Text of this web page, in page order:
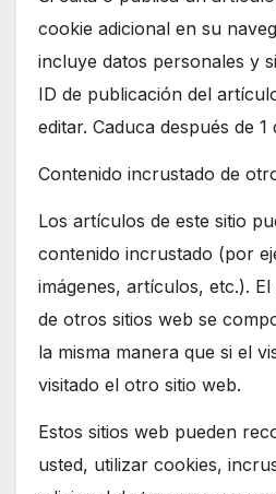
cookie adicional en su
incluye datos personales y
ID de publicación del
editar. Caduca después de 1
Contenido incrustado de
Los artículos de este sitio
contenido incrustado (por
imágenes, artículos, etc.).
de otros sitios web se
la misma manera que si el
visitado el otro sitio web.
Estos sitios web pueden
usted, utilizar cookies,